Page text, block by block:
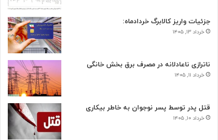
جزئیات واریز کالابرگ خردادماه:
خرداد ۱۳, ۱۴۰۵
ناترازی ناعادلانه در مصرف برق بخش خانگی
خرداد ۱۱, ۱۴۰۵
قتل پدر توسط پسر نوجوان به خاطر بیکاری
خرداد ۱۰, ۱۴۰۵